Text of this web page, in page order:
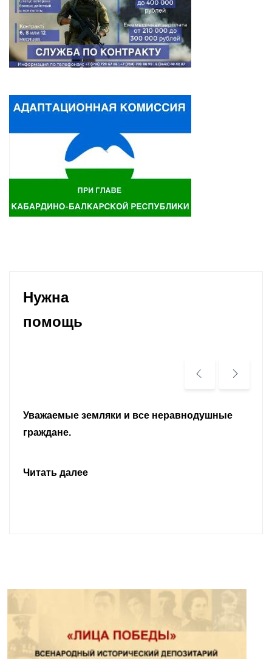
Нужна
помощь
Уважаемые земляки и все неравнодушные
граждане.
Читать далее